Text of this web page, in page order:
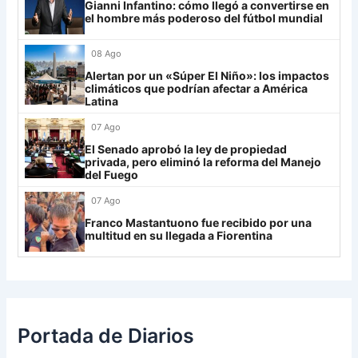
Lanús 9
Always Ready
Grupo H
IDV
Rosario Central
UCV FC
30 Estudiantes RC 19 -21 9
Gianni Infantino: cómo llegó a convertirse en
el hombre más poderoso del fútbol mundial
08 Ago
Alertan por un «Súper El Niño»: los impactos
climáticos que podrían afectar a América
Latina
07 Ago
El Senado aprobó la ley de propiedad
privada, pero eliminó la reforma del Manejo
del Fuego
07 Ago
Franco Mastantuono fue recibido por una
multitud en su llegada a Fiorentina
Portada de Diarios